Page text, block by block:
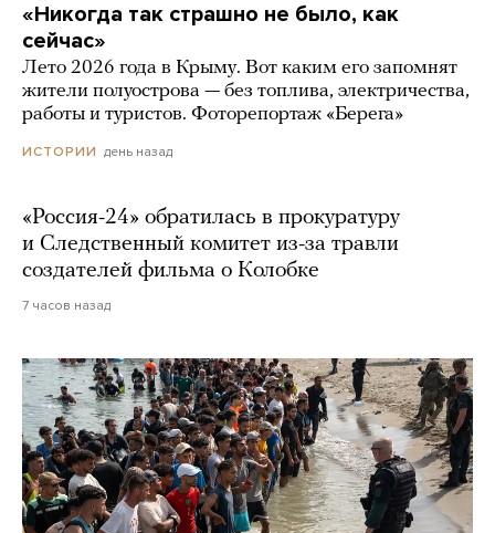
«Никогда так страшно не было, как
сейчас»
Лето 2026 года в Крыму. Вот каким его запомнят
жители полуострова — без топлива, электричества,
работы и туристов. Фоторепортаж «Берега»
ИСТОРИИ день назад
«Россия-24» обратилась в прокуратуру
и Следственный комитет из-за травли
создателей фильма о Колобке
7 часов назад